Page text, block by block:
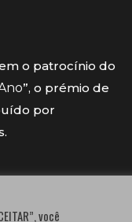
o patrocínio do
”, o prémio de
por
você